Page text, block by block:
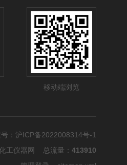
移动端浏览
： 沪ICP备2022008314号-1
工仪器网 总流量： 413910